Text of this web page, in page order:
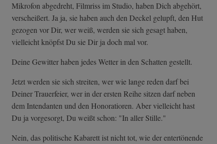
Mikrofon abgedreht, Filmriss im Studio, haben Dich abgehört,
verscheißert. Ja ja, sie haben auch den Deckel gelupft, den Hut
gezogen vor Dir, wer weiß, werden sie sich gesagt haben,
vielleicht knöpfst Du sie Dir ja doch mal vor.
Deine Gewitter haben jedes Wetter in den Schatten gestellt.
Jetzt werden sie sich streiten, wer wie lange reden darf bei
Deiner Trauerfeier, wer in der ersten Reihe sitzen darf neben
dem Intendanten und den Honoratioren. Aber vielleicht hast
Du ja vorgesorgt, Du weißt schon: "In aller Stille."
Nein, das politische Kabarett ist nicht tot, wie der entertönende